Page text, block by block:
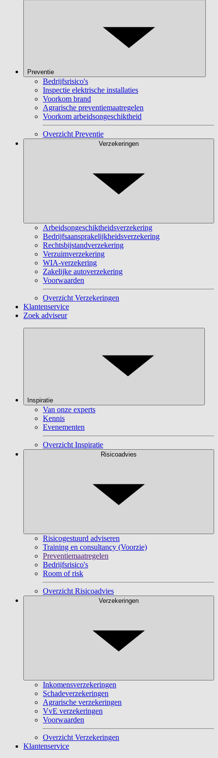
Preventie
Bedrijfsrisico's
Inspectie elektrische installaties
Voorkom brand
Agrarische preventiemaatregelen
Voorkom arbeidsongeschiktheid
Overzicht Preventie
Verzekeringen
Arbeidsongeschiktheidsverzekering
Bedrijfsaansprakelijkheidsverzekering
Rechtsbijstandverzekering
Verzuimverzekering
WIA-verzekering
Zakelijke autoverzekering
Voorwaarden
Overzicht Verzekeringen
Klantenservice
Zoek adviseur
Inspiratie
Van onze experts
Kennis
Evenementen
Overzicht Inspiratie
Risicoadvies
Risicogestuurd adviseren
Training en consultancy (Voorzie)
Preventiemaatregelen
Bedrijfsrisico's
Room of risk
Overzicht Risicoadvies
Verzekeringen
Inkomensverzekeringen
Schadeverzekeringen
Agrarische verzekeringen
VvE verzekeringen
Voorwaarden
Overzicht Verzekeringen
Klantenservice